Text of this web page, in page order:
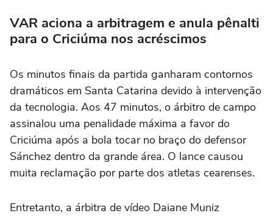
VAR aciona a arbitragem e anula pênalti
para o Criciúma nos acréscimos
Os minutos finais da partida ganharam contornos
dramáticos em Santa Catarina devido à intervenção
da tecnologia. Aos 47 minutos, o árbitro de campo
assinalou uma penalidade máxima a favor do
Criciúma após a bola tocar no braço do defensor
Sánchez dentro da grande área. O lance causou
muita reclamação por parte dos atletas cearenses.
Entretanto, a árbitra de vídeo Daiane Muniz